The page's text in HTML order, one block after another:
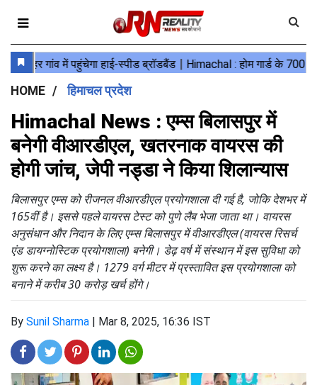
HOME हिमाचल प्रदेश
Himachal News : एम्स बिलासपुर में
बनेगी वीआरडीएल, खतरनाक वायरस की
होगी जांच, जेपी नड्डा ने किया शिलान्यास
बिलासपुर एम्स को रीजनल वीआरडीएल प्रयोगशाला दी गई है, जोकि देशभर में
165वीं है। इससे पहले वायरस टेस्ट को पुणे लैब भेजा जाता था। वायरस
अनुसंधान और निदान के लिए एम्स बिलासपुर में वीआरडीएल (वायरस रिसर्च
एंड डायग्नोस्टिक प्रयोगशाला) बनेगी। डेढ़ वर्ष में संस्थान में इस सुविधा को
शुरू करने का लक्ष्य है। 1279 वर्ग मीटर में प्रस्तावित इस प्रयोगशाला को
बनाने में करीब 30 करोड़ खर्च होंगे।
By Sunil Sharma | Mar 8, 2025, 16:36 IST